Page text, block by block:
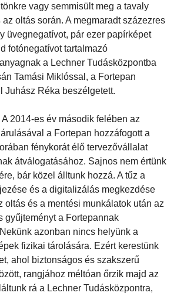
vagy semmisült meg a tavaly
oltás során. A megmaradt százezres
üvegnegatívot, pár ezer papírképet
fotónegatívot tartalmazó
a Lechner Tudásközpontba
Tamási Miklóssal, a Fortepan
Juhász Réka beszélgetett.
2014-es év második felében az
a Fortepan hozzáfogott a
fénykorát élő tervezővállalat
átválogatásához. Sajnos nem értünk
bár közel álltunk hozzá. A tűz a
és a digitalizálás megkezdése
oltás és a mentési munkálatok után az
gyűjteményt a Fortepannak
azonban nincs helyünk a
fizikai tárolására. Ezért kerestünk
ahol biztonságos és szakszerű
rangjához méltóan őrzik majd az
rá a Lechner Tudásközpontra,